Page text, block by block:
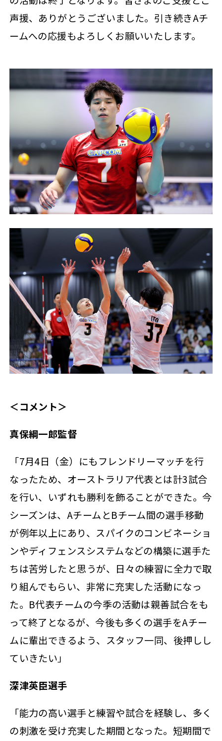
声援、ありがとうございました。引き続きAチ
ームへの応援もよろしくお願いいたします。
＜コメント＞
真保綱一郎監督
「7月4日（金）にもフレンドリーマッチを行
なったため、オーストラリア代表とは計3試合
を行い、いずれも勝利を飾ることができた。今
シーズンは、AチームとBチーム間の選手移動
が例年以上にあり、スパイクのコンビネーショ
ンやディフェンスシステムなどの構築に選手た
ちは苦労したと思うが、日々の練習に全力で取
り組んでもらい、非常に充実した活動になっ
た。B代表チームの今季の活動は親善試合をも
って終了となるが、今後も多くの選手をAチー
ムに輩出できるよう、スタッフ一同、後押しし
ていきたい」
深津英臣選手
「能力の高い選手と練習や試合を経験し、多く
の刺激を受け充実した期間となった。短期間で